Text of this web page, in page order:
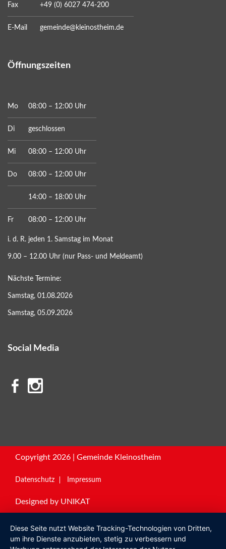
Fax +49 (0) 6027 474-200
E-Mail gemeinde@kleinostheim.de
Öffnungszeiten
Mo 08:00 – 12:00 Uhr
Di geschlossen
Mi 08:00 – 12:00 Uhr
Do 08:00 – 12:00 Uhr
14:00 – 18:00 Uhr
Fr 08:00 – 12:00 Uhr
i. d. R. jeden 1. Samstag im Monat
9.00 – 12.00 Uhr (nur Pass- und Meldeamt)
Nächste Termine:
Samstag, 01.08.2026
Samstag, 05.09.2026
Social Media
Copyright 2026 | Gemeinde Kleinostheim
Datenschutz Impressum
Designed by UNIKAT
Diese Seite nutzt Website Tracking-Technologien von Dritten,
um ihre Dienste anzubieten, stetig zu verbessern und